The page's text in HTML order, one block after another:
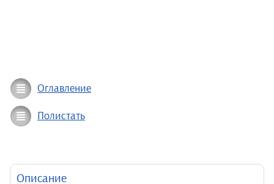
Оглавление
Полистать
Описание